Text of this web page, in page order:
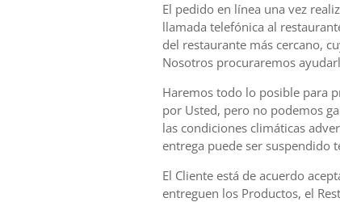
El pedido en línea una vez
llamada telefónica al
del restaurante más cercano,
Nosotros procuraremos
Haremos todo lo posible para
por Usted, pero no podemos
las condiciones climáticas
entrega puede ser suspendido
El Cliente está de acuerdo
entreguen los Productos, el